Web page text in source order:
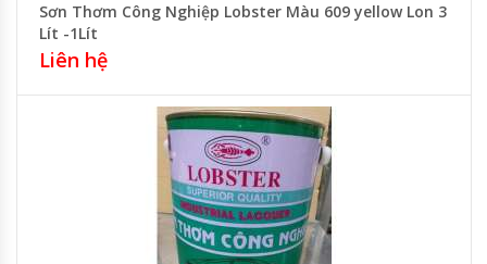
Sơn Thơm Công Nghiệp Lobster Màu 609 yellow Lon 3
Lít -1Lít
Liên hệ